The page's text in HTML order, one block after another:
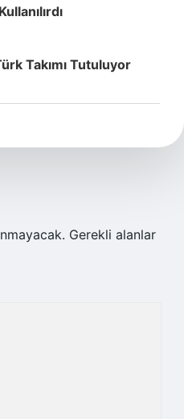
Takımı Tutuluyor
Gerekli alanlar